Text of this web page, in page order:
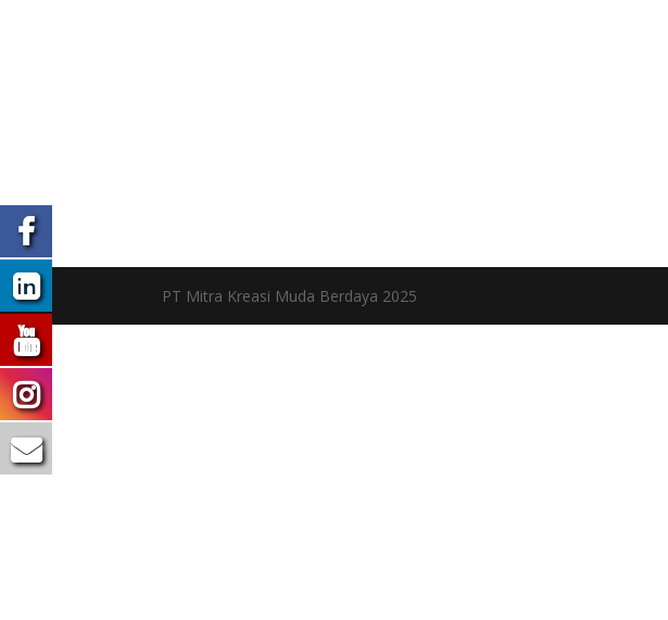
PT Mitra Kreasi Muda Berdaya 2025